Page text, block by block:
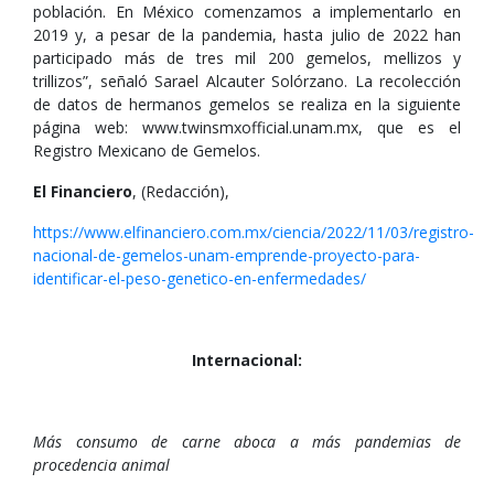
población. En México comenzamos a implementarlo en
2019 y, a pesar de la pandemia, hasta julio de 2022 han
participado más de tres mil 200 gemelos, mellizos y
trillizos”, señaló Sarael Alcauter Solórzano. La recolección
de datos de hermanos gemelos se realiza en la siguiente
página web: www.twinsmxofficial.unam.mx, que es el
Registro Mexicano de Gemelos.
El Financiero, (Redacción),
https://www.elfinanciero.com.mx/ciencia/2022/11/03/registro-
nacional-de-gemelos-unam-emprende-proyecto-para-
identificar-el-peso-genetico-en-enfermedades/
Internacional:
Más consumo de carne aboca a más pandemias de
procedencia animal